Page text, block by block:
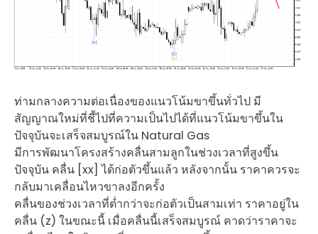
ท่ามกลางความต่อเนื่องของแนวโน้มขาขึ้นทั่วไป มี
สัญญาณใหม่ที่ชี้ไปที่ความเป็นไปได้ที่แนวโน้มขาขึ้นใน
ปัจจุบันจะเสร็จสมบูรณ์ใน Natural Gas
มีการพัฒนาโครงสร้างคลื่นสามลูกในช่วงเวลาที่สูงขึ้น
ปัจจุบัน คลื่น [xx] ได้ก่อตัวขึ้นแล้ว หลังจากนั้น ราคาควรจะ
กลับมาเคลื่อนไหวขาลงอีกครั้ง
คลื่นของช่วงเวลาที่ต่ำกว่าจะก่อตัวเป็นสามเท่า ราคาอยู่ใน
คลื่น (z) ในขณะนี้ เมื่อคลื่นนี้เสร็จสมบูรณ์ คาดว่าราคาจะ